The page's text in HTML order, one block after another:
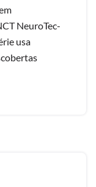
NeuroTec-
usa